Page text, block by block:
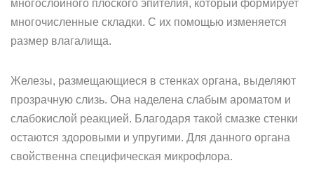
многослойного плоского эпителия, который формирует
многочисленные складки. С их помощью изменяется
размер влагалища.
Железы, размещающиеся в стенках органа, выделяют
прозрачную слизь. Она наделена слабым ароматом и
слабокислой реакцией. Благодаря такой смазке стенки
остаются здоровыми и упругими. Для данного органа
свойственна специфическая микрофлора.